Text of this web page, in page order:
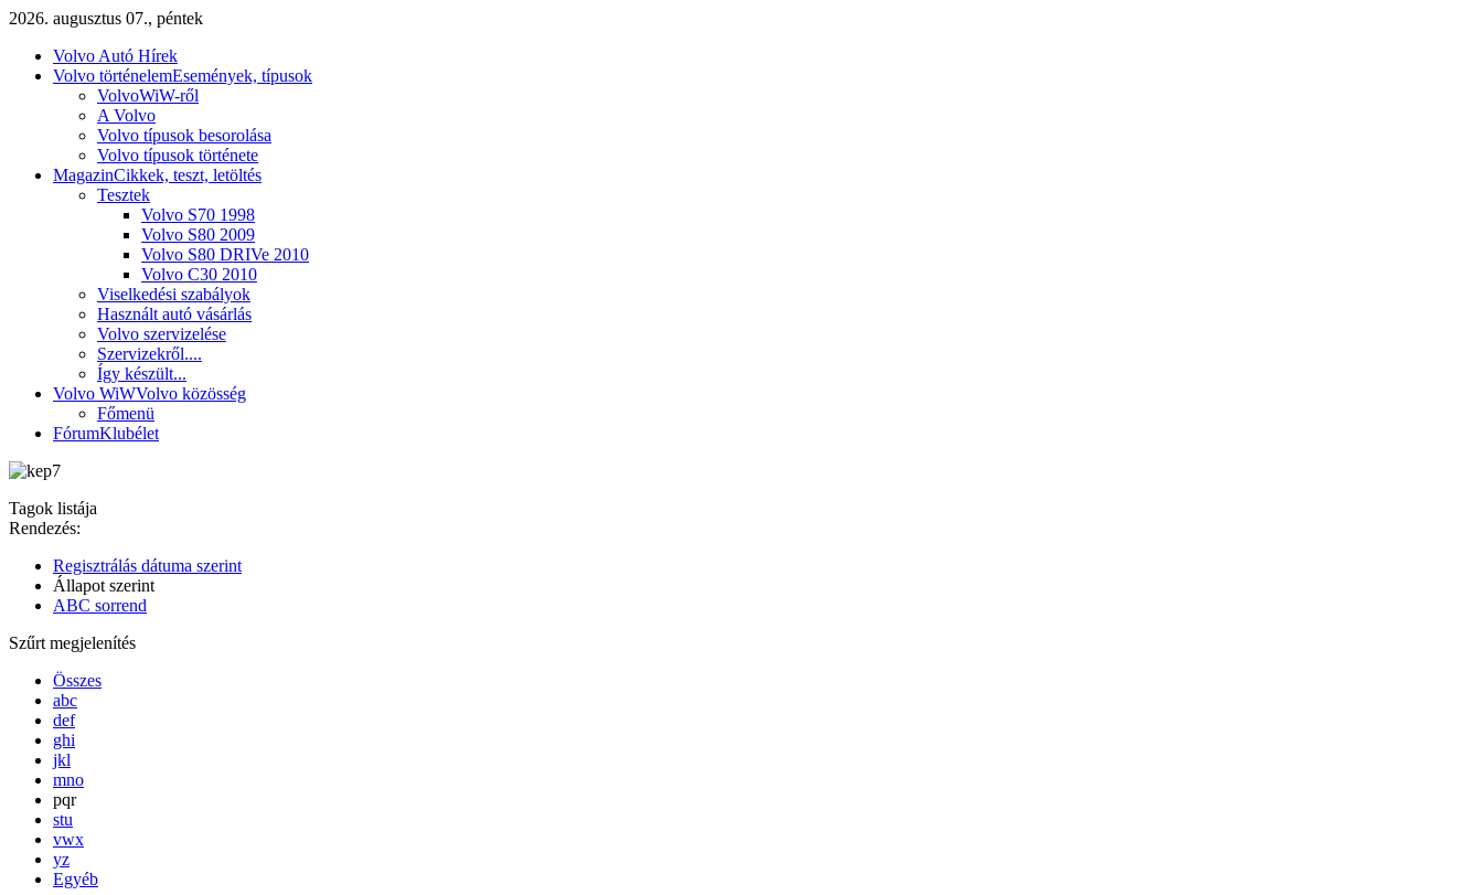
2026. augusztus 07., péntek
Volvo Autó Hírek
Volvo történelemEsemények, típusok
VolvoWiW-ről
A Volvo
Volvo típusok besorolása
Volvo típusok története
MagazinCikkek, teszt, letöltés
Tesztek
Volvo S70 1998
Volvo S80 2009
Volvo S80 DRIVe 2010
Volvo C30 2010
Viselkedési szabályok
Használt autó vásárlás
Volvo szervizelése
Szervizekről....
Így készült...
Volvo WiWVolvo közösség
Főmenü
FórumKlubélet
Tagok listája
Rendezés:
Regisztrálás dátuma szerint
Állapot szerint
ABC sorrend
Szűrt megjelenítés
Összes
abc
def
ghi
jkl
mno
pqr
stu
vwx
yz
Egyéb